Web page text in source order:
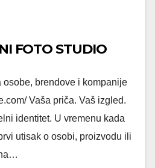
FOTO STUDIO
osobe, brendove i kompanije
Vaša priča. Vaš izgled.
identitet. U vremenu kada
utisak o osobi, proizvodu ili